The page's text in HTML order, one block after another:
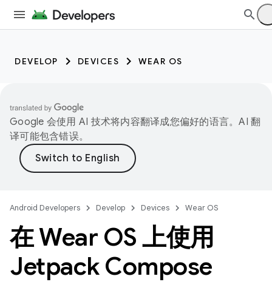
DEVELOP DEVICES WEAR OS
Google 会使用 AI 技术将内容翻译成您偏好的语言。AI 翻
译可能包含错误。
Android Developers Develop Devices Wear OS
在 Wear OS 上使用
Jetpack Compose